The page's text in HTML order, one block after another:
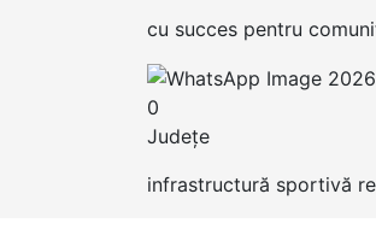
cu succes pentru
0
Județe
infrastructură sportivă